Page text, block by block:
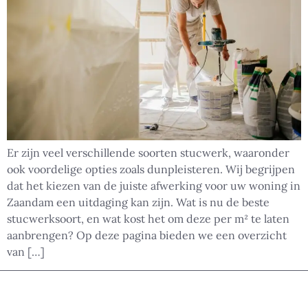
Er zijn veel verschillende soorten stucwerk, waaronder
ook voordelige opties zoals dunpleisteren. Wij begrijpen
dat het kiezen van de juiste afwerking voor uw woning in
Zaandam een uitdaging kan zijn. Wat is nu de beste
stucwerksoort, en wat kost het om deze per m² te laten
aanbrengen? Op deze pagina bieden we een overzicht
van […]